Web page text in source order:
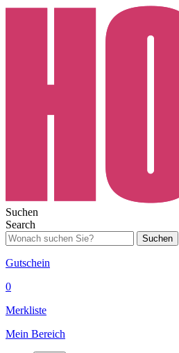
Suchen
Search
Suchen
Gutschein
0
Merkliste
Mein Bereich